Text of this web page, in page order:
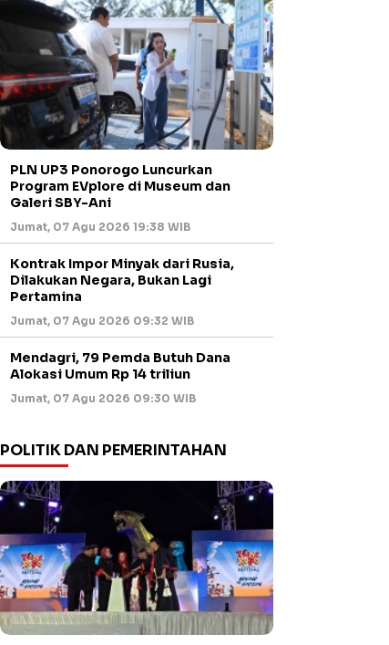
PLN UP3 Ponorogo Luncurkan
Program EVplore di Museum dan
Galeri SBY-Ani
Jumat, 07 Agu 2026 19:38 WIB
Kontrak Impor Minyak dari Rusia,
Dilakukan Negara, Bukan Lagi
Pertamina
Jumat, 07 Agu 2026 09:32 WIB
Mendagri, 79 Pemda Butuh Dana
Alokasi Umum Rp 14 triliun
Jumat, 07 Agu 2026 09:30 WIB
POLITIK DAN PEMERINTAHAN